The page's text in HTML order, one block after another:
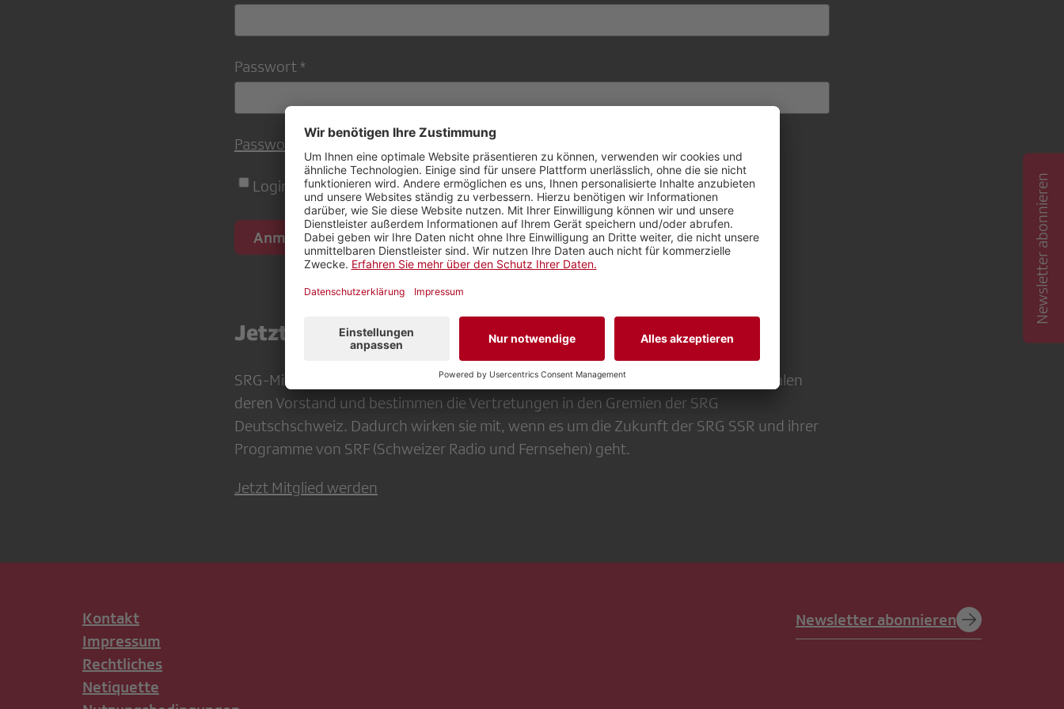
Passwort
Passwort einrichten oder zurücksetzen.
Login auf diesem Computer speichern.
Jetzt Mitglied werden.
SRG-Mitglieder nehmen Einfluss auf die Tätigkeit ihrer Mitgliedgesellschaft. Sie wählen
deren Vorstand und bestimmen die Vertretungen in den Gremien der SRG
Deutschschweiz. Dadurch wirken sie mit, wenn es um die Zukunft der SRG SSR und ihrer
Programme von SRF (Schweizer Radio und Fernsehen) geht.
Jetzt Mitglied werden
Newsletter abonnieren
Kontakt
Impressum
Rechtliches
Netiquette
Newsletter abonnieren